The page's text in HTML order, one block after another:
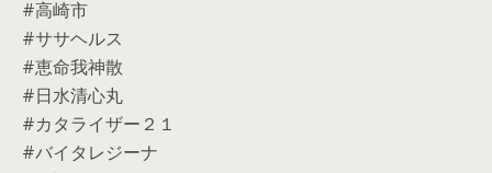
#高崎市
#ササヘルス
#恵命我神散
#日水清心丸
#カタライザー２１
#バイタレジーナ